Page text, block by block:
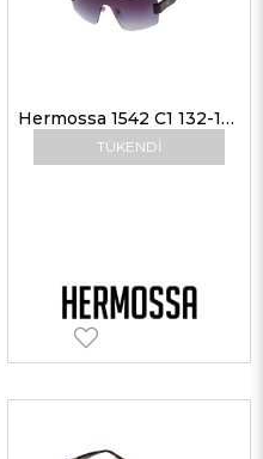
TÜKENDI
Hermossa 1542 C1 132-140 Unisex Güneş Gözlükleri